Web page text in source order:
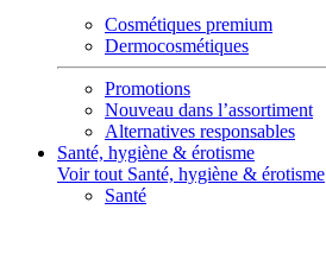
Cosmétiques premium
Dermocosmétiques
Promotions
Nouveau dans l’assortiment
Alternatives responsables
Santé, hygiène & érotisme
Voir tout Santé, hygiène & érotisme
Santé